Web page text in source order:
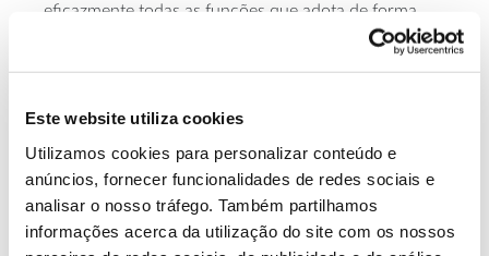
Este website utiliza cookies
Utilizamos cookies para personalizar conteúdo e
anúncios, fornecer funcionalidades de redes sociais e
analisar o nosso tráfego. Também partilhamos
informações acerca da utilização do site com os nossos
eficazmente todas as funções que adota de forma
una e indissociável (proteção, conservação,
negligência a conciliação das suas múltiplas
funções e objetivos, assentando numa visão
limitada, que espelha as noções da sociedade